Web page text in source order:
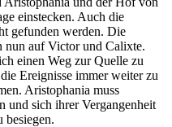
einstecken. Auch die
gefunden werden. Die
nun auf Victor und Calixte.
einen Weg zur Quelle zu
Ereignisse immer weiter zu
Aristophania muss
und sich ihrer Vergangenheit
besiegen.